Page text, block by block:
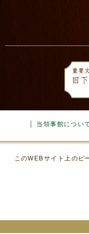
当領事館につい
このWEBサイト上のピ